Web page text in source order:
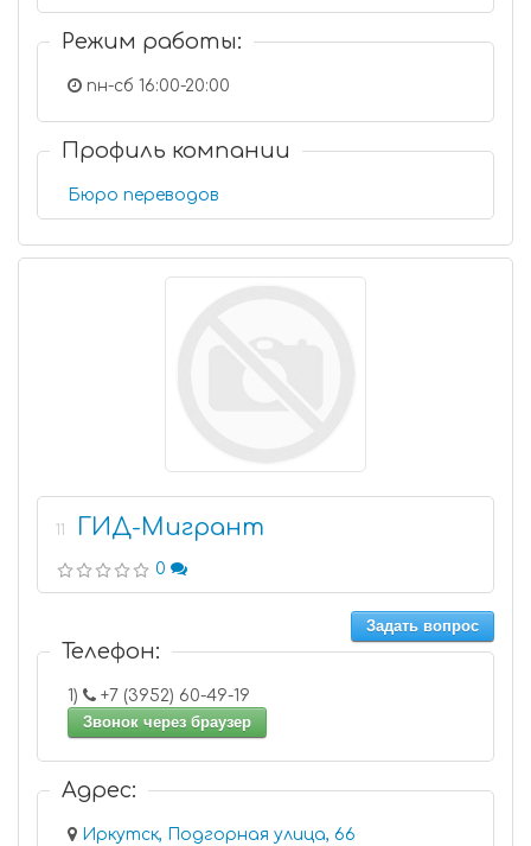
Режим работы:
пн-сб 16:00-20:00
Профиль компании
Бюро переводов
11 ГИД-Мигрант
0
Задать вопрос
Телефон:
1)
+7 (3952) 60-49-19
Звонок через браузер
Адрес:
Иркутск, Подгорная улица, 66